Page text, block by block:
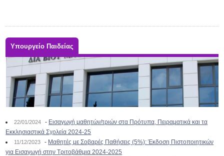
Υπουργείο Παιδείας
22/01/2024 - Εισαγωγή μαθητών/τριών στα Πρότυπα, Πειραματικά και τα
Εκκλησιαστικά Σχολεία 2024-25
11/12/2023 - Μαθητές με Σοβαρές Παθήσεις (5%): Έκδοση Πιστοποιητικών
για Εισαγωγή στην Τριτοβάθμια 2024-2025